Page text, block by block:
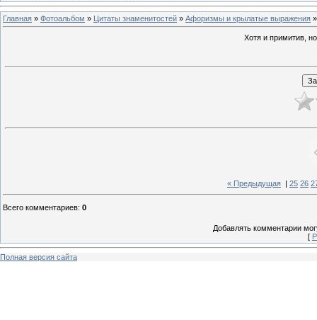
Главная » Фотоальбом » Цитаты знаменитостей » Афоризмы и крылатые выражения
Хотя и примитив,
« Предыдущая 25 26
Всего комментариев: 0
Добавлять комментарии
[
Полная версия сайта